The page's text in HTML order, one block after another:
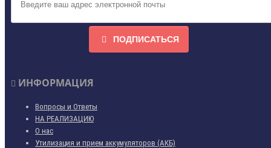
ПОДПИСАТЬСЯ
ИНФОРМАЦИЯ
Вопросы и Ответы
НА РЕАЛИЗАЦИЮ
О нас
Утилизация и прием аккумуляторов (АКБ)